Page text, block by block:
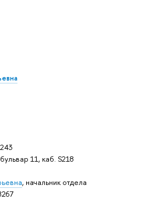
11, каб. S218
, начальник отдела